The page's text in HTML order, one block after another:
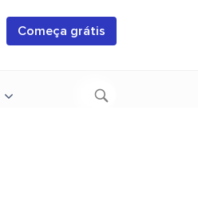
Começa grátis